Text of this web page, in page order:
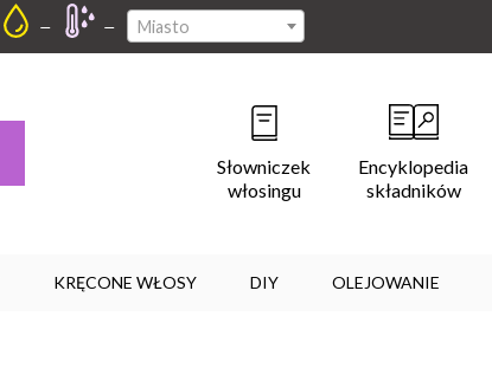
– – Miasto
Słowniczek
włosingu
Encyklopedia
składników
KRĘCONE WŁOSY DIY OLEJOWANIE